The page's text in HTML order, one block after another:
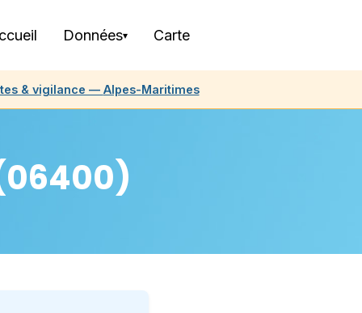
Données▾ Carte
& vigilance — Alpes-Maritimes